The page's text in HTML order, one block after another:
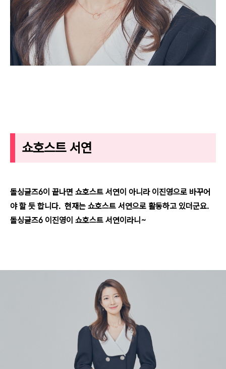
쇼호스트 서연
돌싱글즈6이 끝나면 쇼호스트 서연이 아니라 이진영으로 바꾸어
야 할 듯 합니다. 현재는 쇼호스트 서연으로 활동하고 있더군요.
돌싱글즈6 이진영이 쇼호스트 서연이라니~